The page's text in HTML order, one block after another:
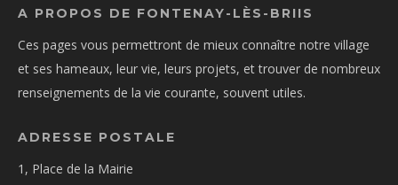
A PROPOS DE FONTENAY-LÈS-BRIIS
Ces pages vous permettront de mieux connaître notre village
et ses hameaux, leur vie, leurs projets, et trouver de nombreux
renseignements de la vie courante, souvent utiles.
ADRESSE POSTALE
1, Place de la Mairie